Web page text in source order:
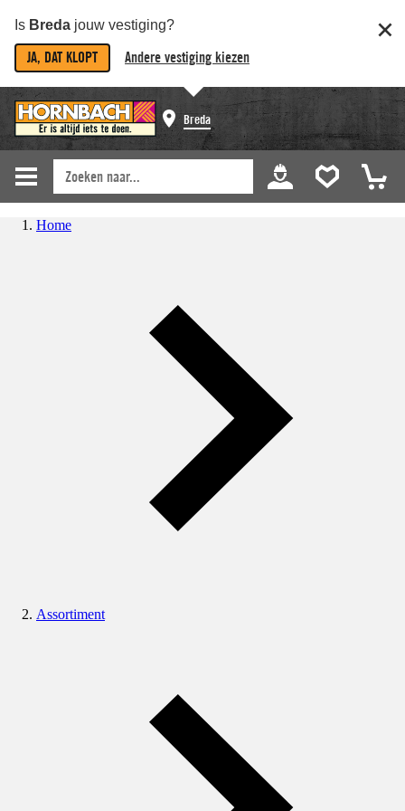
Is Breda jouw vestiging?
JA, DAT KLOPT Andere vestiging kiezen
Breda
Home
Assortiment